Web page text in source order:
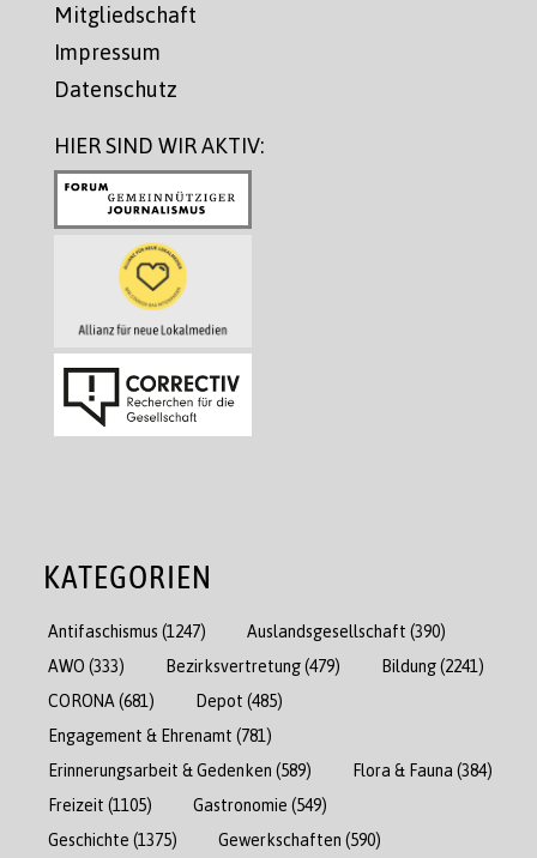
Mitgliedschaft
Impressum
Datenschutz
HIER SIND WIR AKTIV:
KATEGORIEN
Antifaschismus (1247) Auslandsgesellschaft (390)
AWO (333) Bezirksvertretung(479) Bildung(2241)
CORONA (681) Depot (485)
Engagement & Ehrenamt (781)
Erinnerungsarbeit & Gedenken (589) Flora & Fauna (384)
Freizeit (1105) Gastronomie (549)
Geschichte (1375) Gewerkschaften (590)